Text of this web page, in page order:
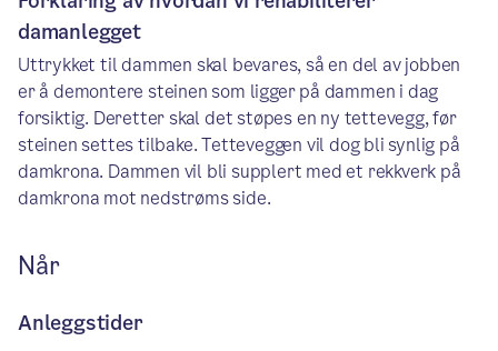
damanlegget
Uttrykket til dammen skal bevares, så en del av jobben
er å demontere steinen som ligger på dammen i dag
forsiktig. Deretter skal det støpes en ny tettevegg, før
steinen settes tilbake. Tetteveggen vil dog bli synlig på
damkrona. Dammen vil bli supplert med et rekkverk på
damkrona mot nedstrøms side.
Når
Anleggstider